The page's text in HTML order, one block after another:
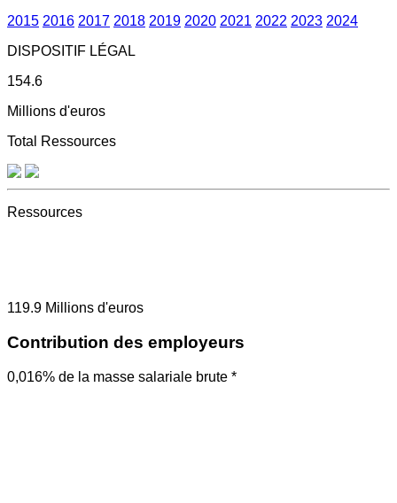
2015 2016 2017 2018 2019 2020 2021 2022 2023 2024
DISPOSITIF LÉGAL
154.6
Millions d'euros
Total Ressources
Ressources
119.9 Millions d'euros
Contribution des employeurs
0,016% de la masse salariale brute *